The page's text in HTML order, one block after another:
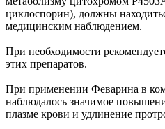
циклоспорин), должны
медицинским наблюдением.
При необходимости
этих препаратов.
При применении Феварина в
наблюдалось значимое
плазме крови и удлинение